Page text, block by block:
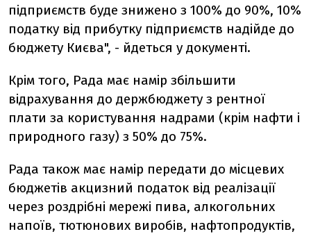
підприємств буде знижено з 100% до 90%, 10%
податку від прибутку підприємств надійде до
бюджету Києва", - йдеться у документі.
Крім того, Рада має намір збільшити
відрахування до держбюджету з рентної
плати за користування надрами (крім нафти і
природного газу) з 50% до 75%.
Рада також має намір передати до місцевих
бюджетів акцизний податок від реалізації
через роздрібні мережі пива, алкогольних
напоїв, тютюнових виробів, нафтопродуктів,